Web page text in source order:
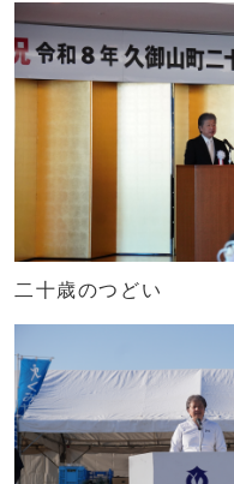
二十歳のつどい